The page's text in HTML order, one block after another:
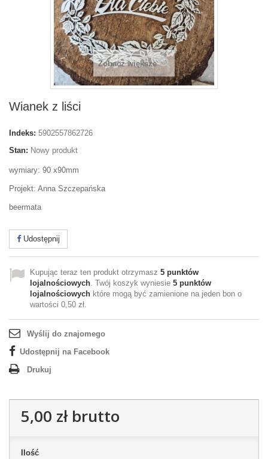
Zobacz większe
Wianek z liści
Indeks: 5902557862726
Stan: Nowy produkt
wymiary: 90 x90mm
Projekt: Anna Szczepańska
beermata
Udostępnij
Kupując teraz ten produkt otrzymasz 5 punktów
lojalnościowych. Twój koszyk wyniesie 5 punktów
lojalnościowych które mogą być zamienione na jeden bon o
wartości 0,50 zł.
Wyślij do znajomego
Udostępnij na Facebook
Drukuj
5,00 złbrutto
Ilość